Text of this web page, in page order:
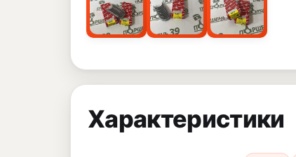
Характеристики